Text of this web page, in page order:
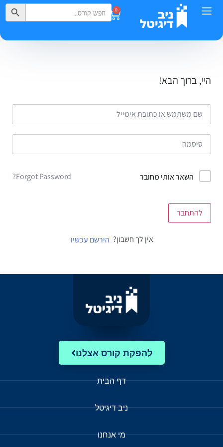
0
Search
for:
Search Button
היי, ברוך הבא!
השאר אותי מחובר Forgot Password?
להתחבר
אין לך חשבון? הירשם עכשיו
להפקת קורס אצלנו
דף הבית
ניב דיגיטל
מי אנחנו